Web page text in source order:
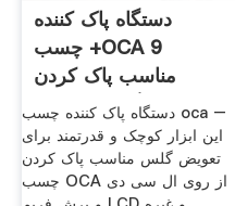
دستگاه پاک کننده
چسب +OCA 9
مناسب پاک کردن
چسب گلس ال سی ...
دستگاه پاک کننده چسب oca –
این ابزار کوچک و قدرتمند برای
تعویض گلس مناسب پاک کردن
چسب OCA از روی ال سی دی